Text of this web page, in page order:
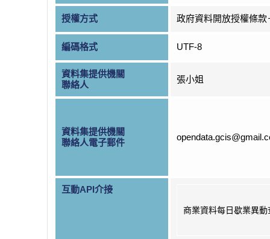
授權方式 政府資料開放授權條款
編碼格式 UTF-8
資料集提供機關
聯絡人
張小姐
資料集提供機關
聯絡人電子郵件
互動API介接
商業資料每日歇業異動